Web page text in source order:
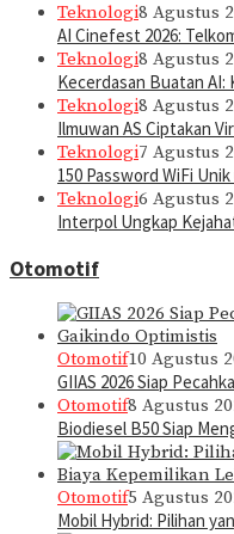
Teknologi8 Agustus
AI Cinefest 2026:
Teknologi8 Agustus
Kecerdasan Buatan
Teknologi8 Agustus
Ilmuwan AS Ciptakan
Teknologi7 Agustus
150 Password WiFi
Teknologi6 Agustus
Interpol Ungkap
Otomotif
Otomotif10 Agustus
GIIAS 2026 Siap
Otomotif8 Agustus
Biodiesel B50 Siap
Otomotif5 Agustus
Mobil Hybrid: Pilihan